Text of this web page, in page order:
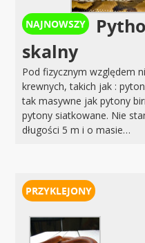
skalny
Pod fizycznym względem
krewnych, takich jak :
tak masywne jak pytony
pytony siatkowane. Nie
długości 5 m i o masie…